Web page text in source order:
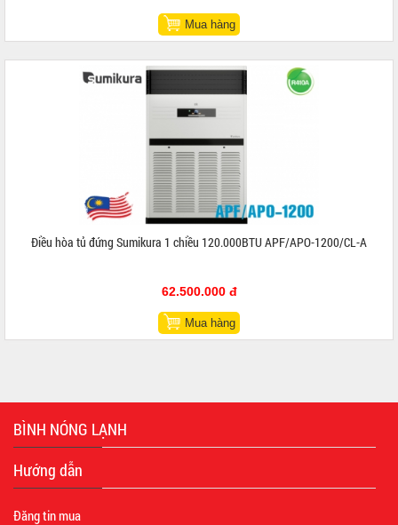
Mua hàng
Điều hòa tủ đứng Sumikura 1 chiều 120.000BTU APF/APO-1200/CL-A
62.500.000 đ
Mua hàng
BÌNH NÓNG LẠNH
Hướng dẫn
Đăng tin mua